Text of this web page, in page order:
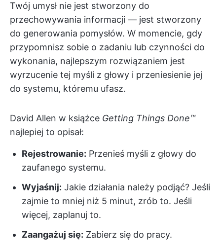
Twój umysł nie jest stworzony do
przechowywania informacji — jest stworzony
do generowania pomysłów. W momencie, gdy
przypomnisz sobie o zadaniu lub czynności do
wykonania, najlepszym rozwiązaniem jest
wyrzucenie tej myśli z głowy i przeniesienie jej
do systemu, któremu ufasz.
David Allen w książce Getting Things Done™
najlepiej to opisał:
Rejestrowanie: Przenieś myśli z głowy do
zaufanego systemu.
Wyjaśnij: Jakie działania należy podjąć? Jeśli
zajmie to mniej niż 5 minut, zrób to. Jeśli
więcej, zaplanuj to.
Zaangażuj się: Zabierz się do pracy.